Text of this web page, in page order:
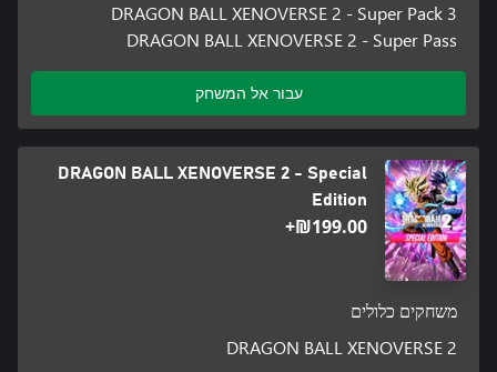
DRAGON BALL XENOVERSE 2 - Super Pack 3
DRAGON BALL XENOVERSE 2 - Super Pass
עבור אל המשחק
DRAGON BALL XENOVERSE 2 - Special
Edition
‪₪‎199.00‬+
משחקים כלולים
DRAGON BALL XENOVERSE 2